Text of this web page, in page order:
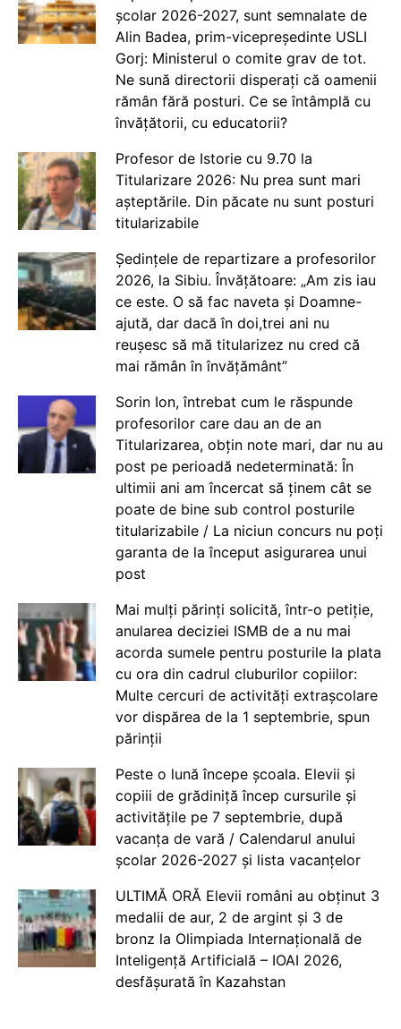
școlar 2026-2027, sunt semnalate de
Alin Badea, prim-vicepreședinte USLI
Gorj: Ministerul o comite grav de tot.
Ne sună directorii disperați că oamenii
rămân fără posturi. Ce se întâmplă cu
învățătorii, cu educatorii?
Profesor de Istorie cu 9.70 la
Titularizare 2026: Nu prea sunt mari
așteptările. Din păcate nu sunt posturi
titularizabile
Ședințele de repartizare a profesorilor
2026, la Sibiu. Învățătoare: „Am zis iau
ce este. O să fac naveta și Doamne-
ajută, dar dacă în doi,trei ani nu
reușesc să mă titularizez nu cred că
mai rămân în învățământ”
Sorin Ion, întrebat cum le răspunde
profesorilor care dau an de an
Titularizarea, obțin note mari, dar nu au
post pe perioadă nedeterminată: În
ultimii ani am încercat să ținem cât se
poate de bine sub control posturile
titularizabile / La niciun concurs nu poți
garanta de la început asigurarea unui
post
Mai mulți părinți solicită, într-o petiție,
anularea deciziei ISMB de a nu mai
acorda sumele pentru posturile la plata
cu ora din cadrul cluburilor copiilor:
Multe cercuri de activități extrașcolare
vor dispărea de la 1 septembrie, spun
părinții
Peste o lună începe școala. Elevii și
copiii de grădiniță încep cursurile și
activitățile pe 7 septembrie, după
vacanța de vară / Calendarul anului
școlar 2026-2027 și lista vacanțelor
ULTIMĂ ORĂ Elevii români au obținut 3
medalii de aur, 2 de argint și 3 de
bronz la Olimpiada Internațională de
Inteligență Artificială – IOAI 2026,
desfășurată în Kazahstan